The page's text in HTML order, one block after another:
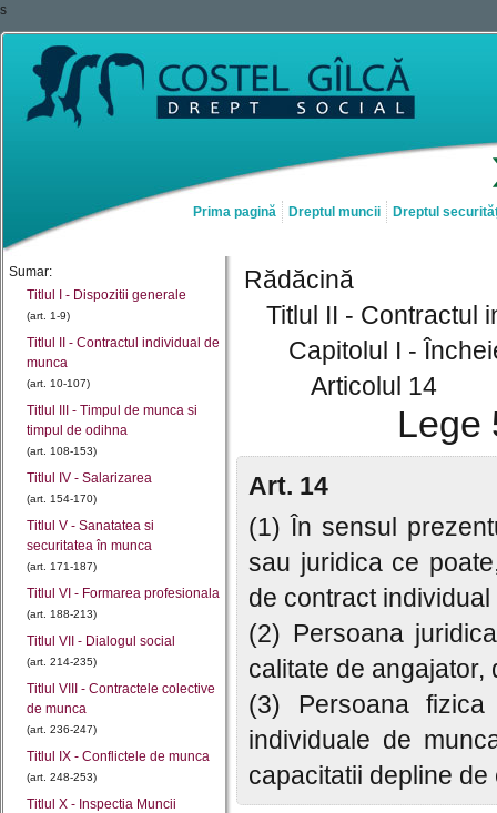
s
Prima pagină Dreptul muncii Dreptul
Sumar:
Titlul I - Dispozitii generale
(art. 1-9)
Titlul II - Contractul individual de
munca
(art. 10-107)
Titlul III - Timpul de munca si
timpul de odihna
(art. 108-153)
Titlul IV - Salarizarea
(art. 154-170)
Titlul V - Sanatatea si
securitatea în munca
(art. 171-187)
Titlul VI - Formarea profesionala
(art. 188-213)
Titlul VII - Dialogul social
(art. 214-235)
Titlul VIII - Contractele colective
de munca
(art. 236-247)
Titlul IX - Conflictele de munca
(art. 248-253)
Titlul X - Inspectia Muncii
Rădăcină
Titlul II - Contractul
Capitolul I -
Articolul 14
Lege
Art. 14
(1) În sensul
sau juridica ce
de contract
(2) Persoana
calitate de angajator,
(3) Persoana
individuale de
capacitatii depline de